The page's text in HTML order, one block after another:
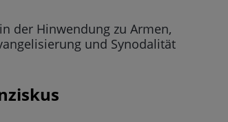
der Hinwendung zu Armen,
und Synodalität